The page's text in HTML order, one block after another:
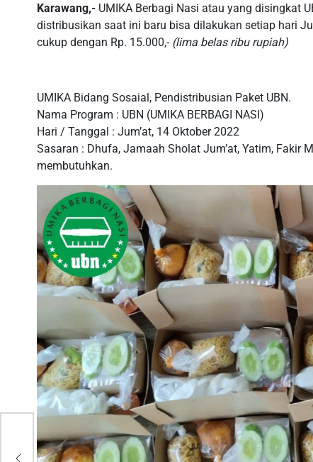
Karawang,- UMIKA Berbagi Nasi atau yang disingkat
distribusikan saat ini baru bisa dilakukan setiap hari
cukup dengan Rp. 15.000,- (lima belas ribu rupiah)
UMIKA Bidang Sosaial, Pendistribusian Paket UBN.
Nama Program : UBN (UMIKA BERBAGI NASI)
Hari / Tanggal : Jum’at, 14 Oktober 2022
Sasaran : Dhufa, Jamaah Sholat Jum’at, Yatim, Fakir
membutuhkan.